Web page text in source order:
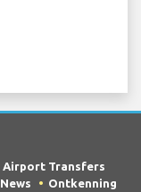
Airport Transfers
Ontkenning